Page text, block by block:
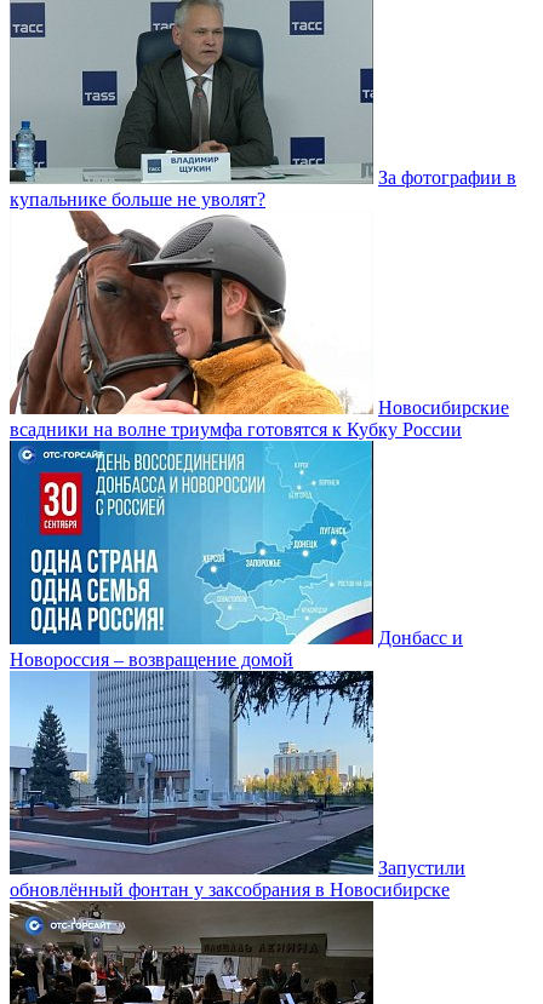
За фотографии в
купальнике больше не уволят?
Новосибирские
всадники на волне триумфа готовятся к Кубку России
Донбасс и
Новороссия – возвращение домой
Запустили
обновлённый фонтан у заксобрания в Новосибирске